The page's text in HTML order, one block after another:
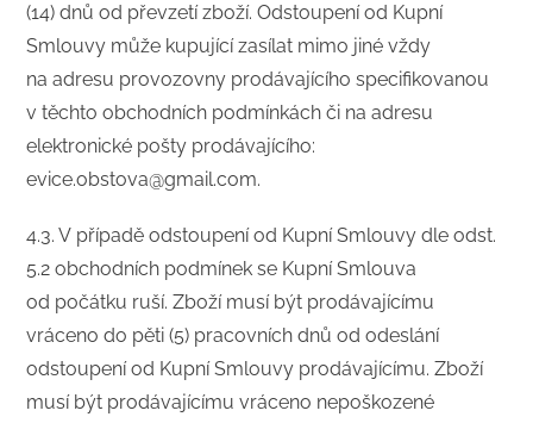
(14) dnů od převzetí zboží. Odstoupení od Kupní
Smlouvy může kupující zasílat mimo jiné vždy
na adresu provozovny prodávajícího specifikovanou
v těchto obchodních podmínkách či na adresu
elektronické pošty prodávajícího:
evice.obstova@gmail.com.
4.3. V případě odstoupení od Kupní Smlouvy dle odst.
5.2 obchodních podmínek se Kupní Smlouva
od počátku ruší. Zboží musí být prodávajícímu
vráceno do pěti (5) pracovních dnů od odeslání
odstoupení od Kupní Smlouvy prodávajícímu. Zboží
musí být prodávajícímu vráceno nepoškozené